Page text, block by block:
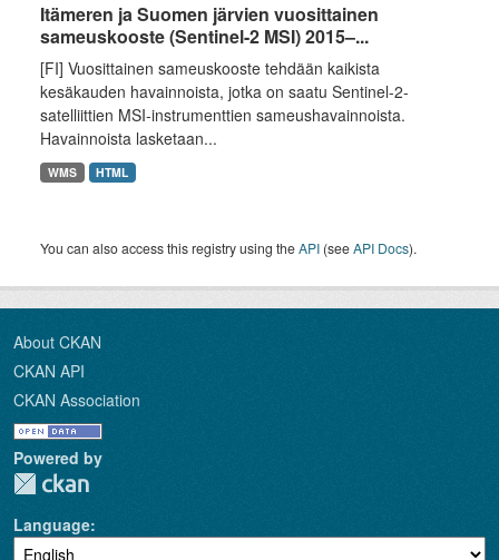
Itämeren ja Suomen järvien vuosittainen
sameuskooste (Sentinel-2 MSI) 2015–...
[FI] Vuosittainen sameuskooste tehdään kaikista
kesäkauden havainnoista, jotka on saatu Sentinel-2-
satelliittien MSI-instrumenttien sameushavainnoista.
Havainnoista lasketaan...
WMS HTML
You can also access this registry using theAPI (seeAPI Docs).
About CKAN
CKAN API
CKAN Association
Powered by
Language